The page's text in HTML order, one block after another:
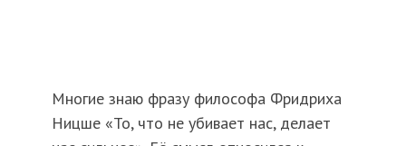
Многие знаю фразу философа Фридриха
Ницше «То, что не убивает нас, делает